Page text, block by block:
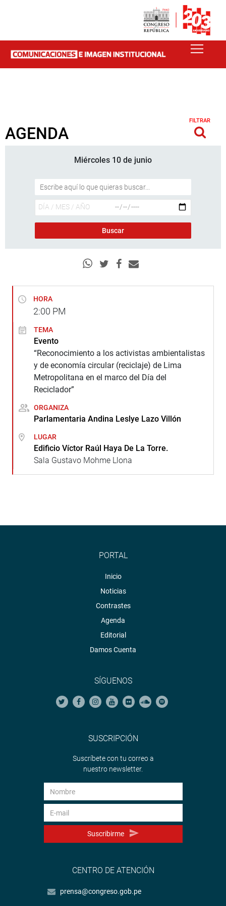
AGENDA
FILTRAR
Miércoles 10 de junio
HORA
2:00 PM
TEMA
Evento
“Reconocimiento a los activistas ambientalistas
y de economía circular (reciclaje) de Lima
Metropolitana en el marco del Día del
Reciclador”
ORGANIZA
Parlamentaria Andina Leslye Lazo Villón
LUGAR
Edificio Víctor Raúl Haya De La Torre.
Sala Gustavo Mohme Llona
PORTAL
Inicio
Noticias
Contrastes
Agenda
Editorial
Damos Cuenta
SÍGUENOS
SUSCRIPCIÓN
Suscríbete con tu correo a
nuestro newsletter.
Suscribirme
CENTRO DE ATENCIÓN
prensa@congreso.gob.pe